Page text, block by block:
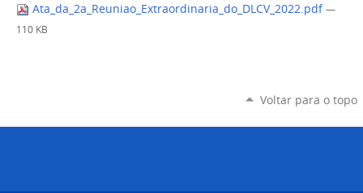
Ata_da_2a_Reuniao_Extraordinaria_do_DLCV_2022.pdf —
110 KB
Voltar para o topo